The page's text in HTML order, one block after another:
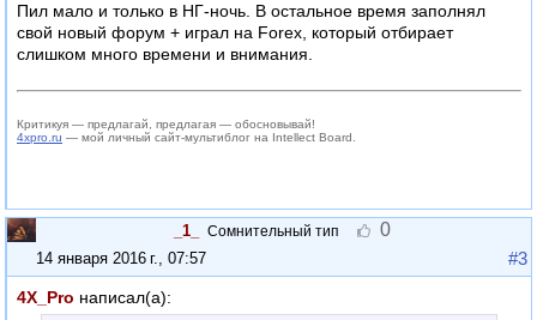
Пил мало и только в НГ-ночь. В остальное время заполнял
свой новый форум + играл на Forex, который отбирает
слишком много времени и внимания.
Критикуя — предлагай, предлагая — обосновывай!
4xpro.ru — мой личный сайт-мультиблог на Intellect Board.
_1_ Сомнительный тип 0
14 января 2016 г., 07:57 #3
4X_Pro написал(а):